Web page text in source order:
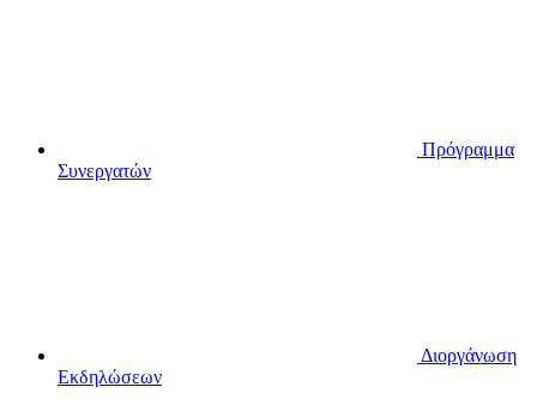
Πρόγραμμα
Συνεργατών
Διοργάνωση
Εκδηλώσεων